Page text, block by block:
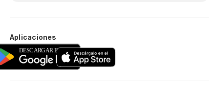
Aplicaciones